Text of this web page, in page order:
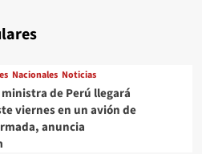
Nacionales Noticias
de Perú llegará
viernes en un avión de
anuncia